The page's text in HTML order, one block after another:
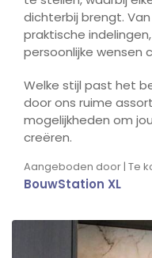
dichterbij brengt.
praktische
persoonlijke wensen
Welke stijl past het
door ons ruime
mogelijkheden om
creëren.
Aangeboden door | Te
BouwStation XL